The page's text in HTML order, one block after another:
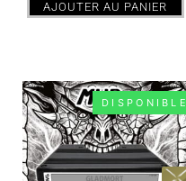
AJOUTER AU PANIER
DISPONIBLE